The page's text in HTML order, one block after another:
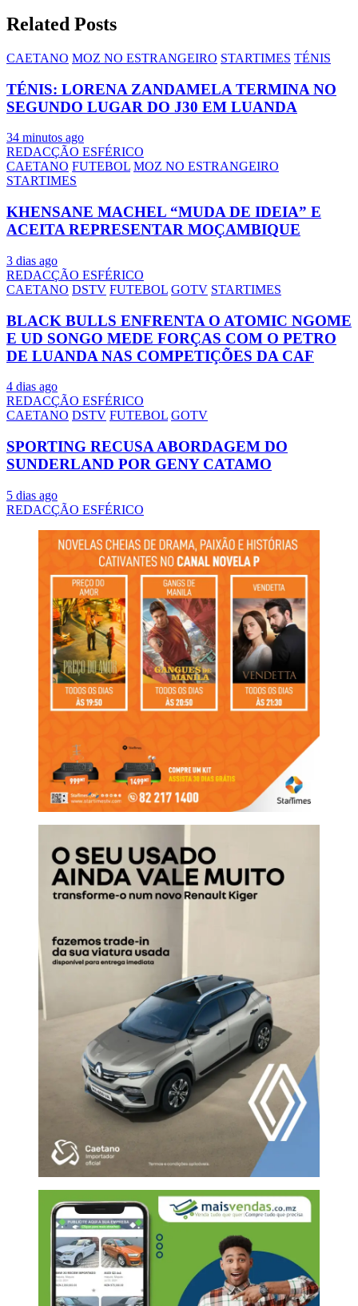
Related Posts
CAETANO MOZ NO ESTRANGEIRO STARTIMES TÉNIS
TÉNIS: LORENA ZANDAMELA TERMINA NO
SEGUNDO LUGAR DO J30 EM LUANDA
34 minutos ago
REDACÇÃO ESFÉRICO
CAETANO FUTEBOL MOZ NO ESTRANGEIRO
STARTIMES
KHENSANE MACHEL “MUDA DE IDEIA” E
ACEITA REPRESENTAR MOÇAMBIQUE
3 dias ago
REDACÇÃO ESFÉRICO
CAETANO DSTV FUTEBOL GOTV STARTIMES
BLACK BULLS ENFRENTA O ATOMIC NGOME
E UD SONGO MEDE FORÇAS COM O PETRO
DE LUANDA NAS COMPETIÇÕES DA CAF
4 dias ago
REDACÇÃO ESFÉRICO
CAETANO DSTV FUTEBOL GOTV
SPORTING RECUSA ABORDAGEM DO
SUNDERLAND POR GENY CATAMO
5 dias ago
REDACÇÃO ESFÉRICO